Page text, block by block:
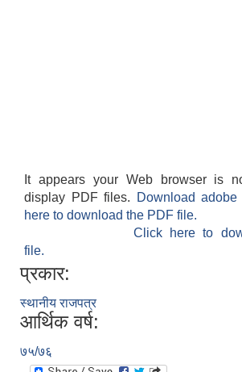
It appears your Web browser is
display PDF files.
Download
here to download the PDF file.
Click here to
file.
प्रकार:
स्थानीय राजपत्र
आर्थिक वर्ष:
७५/७६